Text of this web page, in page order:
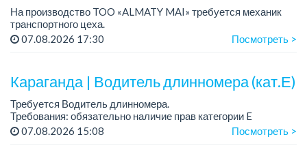
На производство TOO «ALMATY MAI» требуется механик
транспортного цеха.
Зарплата: до 380 000 тенге на руки.
07.08.2026 17:30 Посмотреть >
Караганда | Водитель длинномера (кат.Е)
Требуется Водитель длинномера.
Требования: обязательно наличие прав категории E
Зарплата: 500 000 тенге, ...
07.08.2026 15:08 Посмотреть >